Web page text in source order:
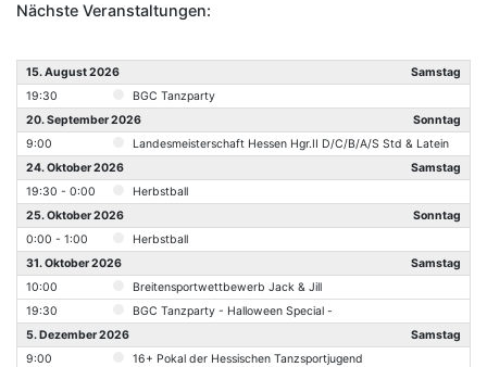
Nächste Veranstaltungen:
15. August 2026
Samstag
19:30
BGC Tanzparty
20. September 2026
Sonntag
9:00
Landesmeisterschaft Hessen Hgr.II D/C/B/A/S Std & Latein
24. Oktober 2026
Samstag
19:30 - 0:00
Herbstball
25. Oktober 2026
Sonntag
0:00 - 1:00
Herbstball
31. Oktober 2026
Samstag
10:00
Breitensportwettbewerb Jack & Jill
19:30
BGC Tanzparty - Halloween Special -
5. Dezember 2026
Samstag
9:00
16+ Pokal der Hessischen Tanzsportjugend